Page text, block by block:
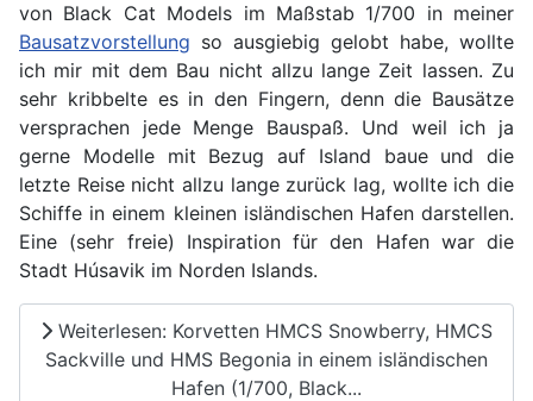
von Black Cat Models im Maßstab 1/700 in meiner
Bausatzvorstellung so ausgiebig gelobt habe, wollte
ich mir mit dem Bau nicht allzu lange Zeit lassen. Zu
sehr kribbelte es in den Fingern, denn die Bausätze
versprachen jede Menge Bauspaß. Und weil ich ja
gerne Modelle mit Bezug auf Island baue und die
letzte Reise nicht allzu lange zurück lag, wollte ich die
Schiffe in einem kleinen isländischen Hafen darstellen.
Eine (sehr freie) Inspiration für den Hafen war die
Stadt Húsavik im Norden Islands.
Weiterlesen: Korvetten HMCS Snowberry, HMCS
Sackville und HMS Begonia in einem isländischen
Hafen (1/700, Black...